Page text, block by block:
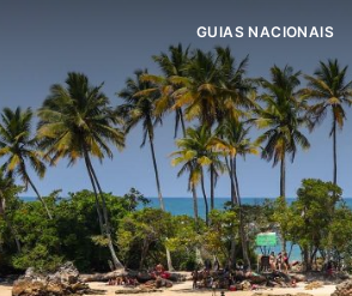
GUIAS NACIONAIS